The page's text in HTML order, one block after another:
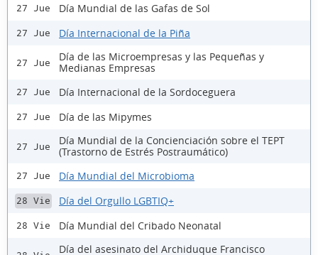
27 Jue Día Mundial de las Gafas de Sol
27 Jue Día Internacional de la Piña
27 Jue
Día de las Microempresas y las Pequeñas y
Medianas Empresas
27 Jue Día Internacional de la Sordoceguera
27 Jue Día de las Mipymes
27 Jue
Día Mundial de la Concienciación sobre el TEPT
(Trastorno de Estrés Postraumático)
27 Jue Día Mundial del Microbioma
28 Vie Día del Orgullo LGBTIQ+
28 Vie Día Mundial del Cribado Neonatal
Día del asesinato del Archiduque Francisco